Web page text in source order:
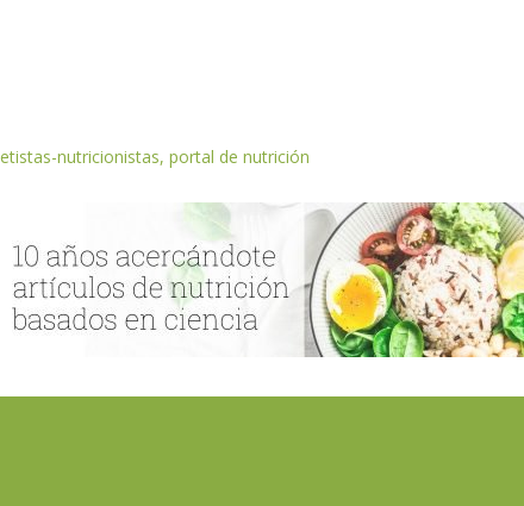
nutricionistas, portal de nutrición